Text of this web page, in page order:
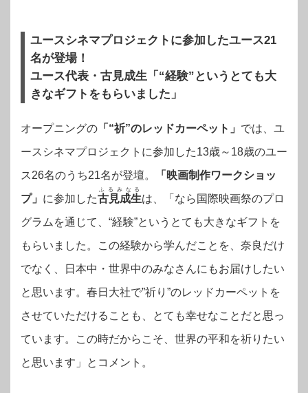
ユースシネマプロジェクトに参加したユース21
名が登場！
ユース代表・古見成生「“経験”というとても大
きなギフトをもらいました」
オープニングの 「“祈”のレッドカーペット」 では、ユ
ースシネマプロジェクトに参加した13歳～18歳のユー
ス26名のうち21名が登壇。
「映画制作ワークショッ
プ」 に参加した古見成生
ふるみなる
は、「なら国際映画祭のプロ
グラムを通じて、“経験”というとても大きなギフトを
もらいました。この経験から学んだことを、奈良だけ
でなく、日本中・世界中のみなさんにもお届けしたい
と思います。春日大社で”祈り”のレッドカーペットを
させていただけることも、とても幸せなことだと思っ
ています。この時だからこそ、世界の平和を祈りたい
と思います」とコメント。